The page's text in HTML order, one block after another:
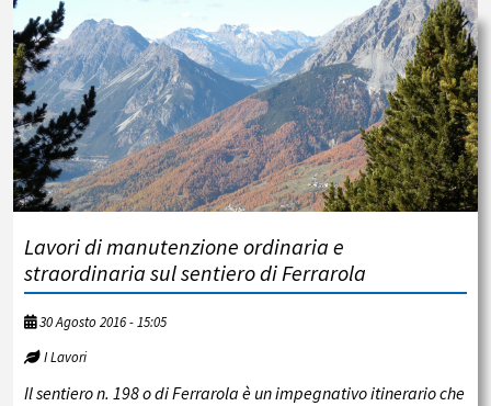
Lavori di manutenzione ordinaria e
straordinaria sul sentiero di Ferrarola
30 Agosto 2016 - 15:05
I Lavori
Il sentiero n. 198 o di Ferrarola è un impegnativo itinerario che